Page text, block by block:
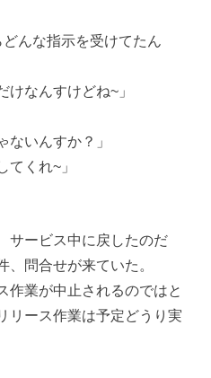
どんな指示を受けてたん
けなんすけどね~」
ないんすか？」
てくれ~」
サービス中に戻したのだ
、問合せが来ていた。
作業が中止されるのではと
リース作業は予定どうり実